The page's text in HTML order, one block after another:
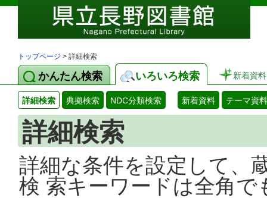
トップページ > 詳細検索
かんたん検索 いろいろ検索 新着資料
詳細検索 典拠検索 NDC分類検索 新着資料 テーマ資料
詳細検索
詳細な条件を設定して、
検 索キーワードは全角